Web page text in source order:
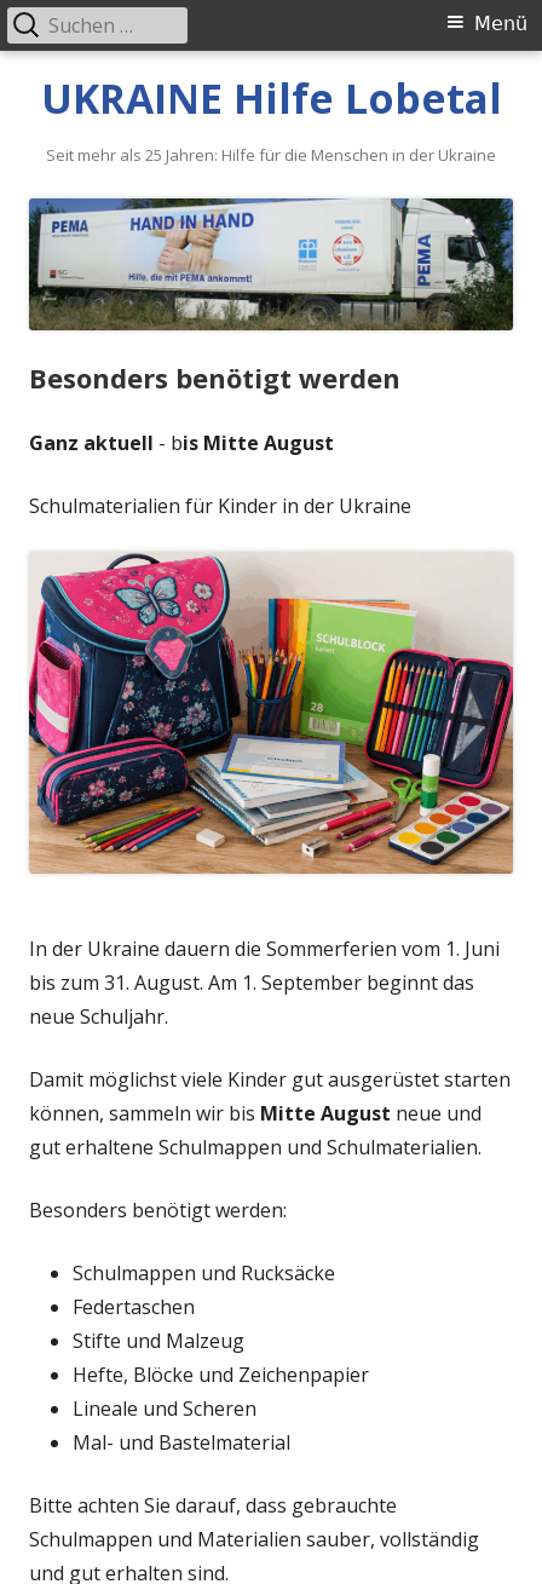
UKRAINE Hilfe Lobetal
Seit mehr als 25 Jahren: Hilfe für die Menschen in der Ukraine
Primäres
Menü
Menü
Suche
nach:
Besonders benötigt werden
Ganz aktuell - bis Mitte August
Schulmaterialien für Kinder in der Ukraine
In der Ukraine dauern die Sommerferien vom 1. Juni
bis zum 31. August. Am 1. September beginnt das
neue Schuljahr.
Damit möglichst viele Kinder gut ausgerüstet starten
können, sammeln wir bis Mitte August neue und
gut erhaltene Schulmappen und Schulmaterialien.
Besonders benötigt werden:
Schulmappen und Rucksäcke
Federtaschen
Stifte und Malzeug
Hefte, Blöcke und Zeichenpapier
Lineale und Scheren
Mal- und Bastelmaterial
Bitte achten Sie darauf, dass gebrauchte
Schulmappen und Materialien sauber, vollständig
und gut erhalten sind.